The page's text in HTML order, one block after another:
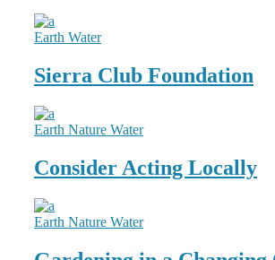
Earth Water
Sierra Club Foundation
Earth Nature Water
Consider Acting Locally
Earth Nature Water